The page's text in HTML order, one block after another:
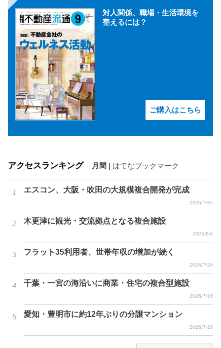
対人関係、職場・生活環境を
整えるには？
ご購入はこちら
アクセスランキング 月間 | はてなブックマーク
エスコン、大阪・吹田の大規模複合開発が完成
2026/7/31
木更津に観光・交流拠点となる複合施設
2026/8/4
フラット35利用者、世帯年収の増加が続く
2026/7/24
千葉・一宮の海沿いに商業・住宅の複合型施設
2026/7/16
愛知・豊明市に約12年ぶりの分譲マンション
2026/7/16